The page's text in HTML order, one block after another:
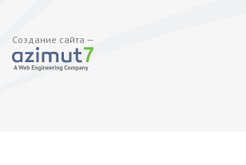
Создание сайта —